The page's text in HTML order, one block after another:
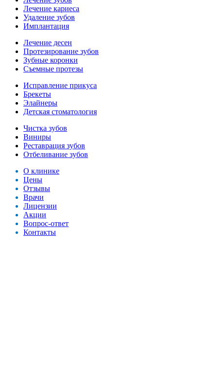
Лечение кариеса
Удаление зубов
Имплантация
Лечение десен
Протезирование зубов
Зубные коронки
Съемные протезы
Исправление прикуса
Брекеты
Элайнеры
Детская стоматология
Чистка зубов
Виниры
Реставрация зубов
Отбеливание зубов
О клинике
Цены
Отзывы
Врачи
Лицензии
Акции
Вопрос-ответ
Контакты